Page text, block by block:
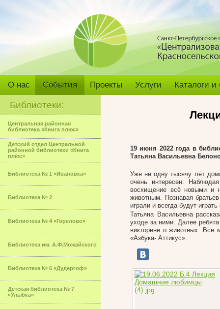
О нас События Проекты Услуги Каталоги
Библиотеки:
Центральная районная
библиотека «Книга плюс»
Детский отдел Центральной
районной библиотеки «Книга
плюс»
Библиотека № 1 «Ивановка»
Библиотека № 2
Библиотека № 4 «Горелово»
Библиотека им. А.Ф.Можайского
Библиотека № 6 «Дудергоф»
Детская библиотека № 7
«Улыбка»
19 июня 2022 года в
Татьяна Васильевна
Уже не одну тысячу лет
очень интересен.
восхищение всё новыми и
животным. Познавая
играли и всегда будут
Татьяна Васильевна
уходе за ними. Далее
викторине о животных. Все
«Азбука- Аттикус».